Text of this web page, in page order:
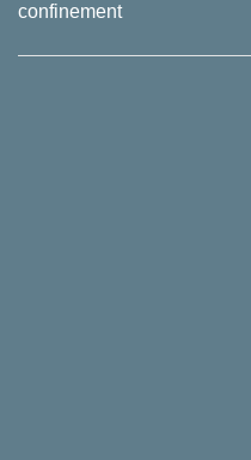
confinement